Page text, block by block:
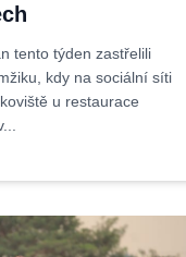
tento týden zastřelili
kdy na sociální síti
u restaurace